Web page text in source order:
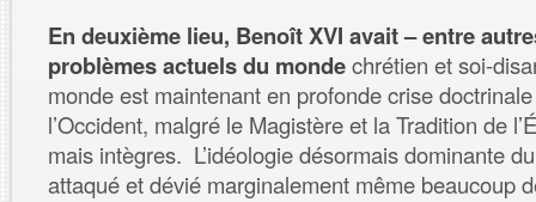
En deuxième lieu, Benoît XVI avait – entre
problèmes actuels du mondechrétien et soi-
monde est maintenant en profonde crise
l’Occident, malgré le Magistère et la Tradition de
mais intègres. L’idéologie désormais dominante
attaqué et dévié marginalement même beaucoup